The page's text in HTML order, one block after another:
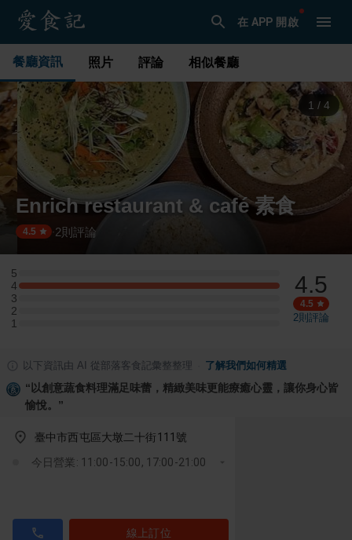
在 APP 開啟
餐廳資訊 照片 評論 相似餐廳
1 / 4
Enrich restaurant & café 素食
4.5 ·2 則評論
5
5 星：0 則評論
4
4 星：1 則評論
3
3 星：0 則評論
2
2 星：0 則評論
1
1 星：0 則評論
4.5
4.5
2則評論
以下資訊由 AI 從部落客食記彙整整理 了解我們如何精選
“ 以創意蔬食料理滿足味蕾，精緻美味更能療癒心靈，讓你身心皆
愉悅。 ”
臺中市西屯區大墩二十街111號
今日營業: 11:00-15:00, 17:00-21:00
線上訂位